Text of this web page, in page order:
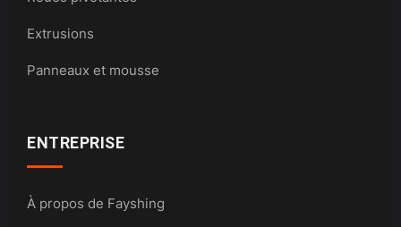
Extrusions
Panneaux et mousse
ENTREPRISE
À propos de Fayshing